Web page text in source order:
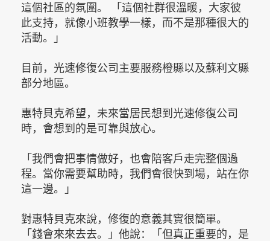
這個社區的氛圍。 「這個社群很溫暖，大家彼
此支持，就像小班教學一樣，而不是那種很大的
活動。」
目前，光速修復公司主要服務橙縣以及蘇利文縣
部分地區。
惠特貝克希望，未來當居民想到光速修復公司
時，會想到的是可靠與放心。
「我們會把事情做好，也會陪客戶走完整個過
程。當你需要幫助時，我們會很快到場，站在你
這一邊。」
對惠特貝克來說，修復的意義其實很簡單。
「錢會來來去去。」他說：「但真正重要的，是